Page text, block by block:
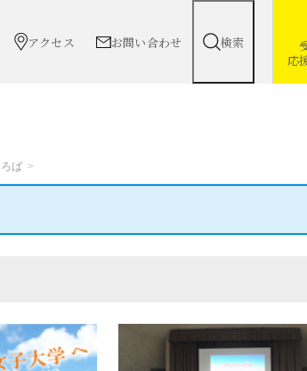
アクセス お問い合わせ 検索
応
ば